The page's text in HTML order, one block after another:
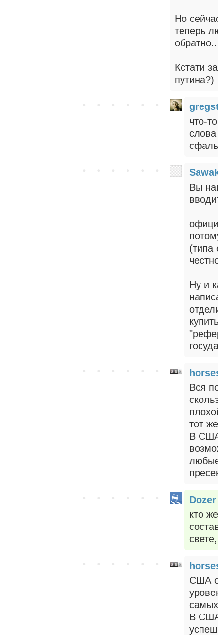
Но
теперь
Кстати
путина?)
что-
Вы
(типа
Ну и
Вся
тот
В США
Dozer
кто
США
самых
В США